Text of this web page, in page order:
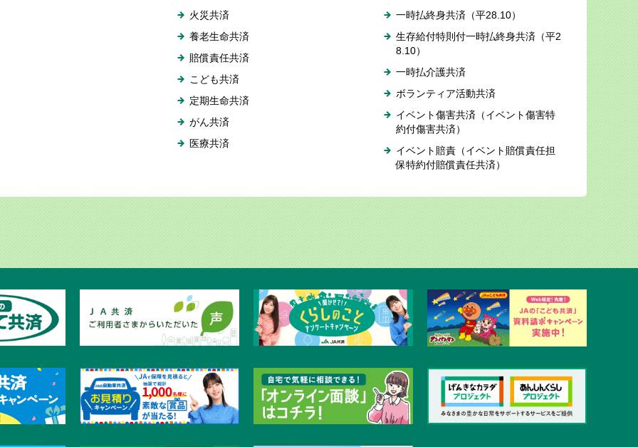
火災共済
養老生命共済
賠償責任共済
こども共済
定期生命共済
がん共済
医療共済
一時払終身共済（平28.10）
生存給付特則付一時払終身共済（平2
8.10）
一時払介護共済
ボランティア活動共済
イベント傷害共済（イベント傷害特
約付傷害共済）
イベント賠責（イベント賠償責任担
保特約付賠償責任共済）